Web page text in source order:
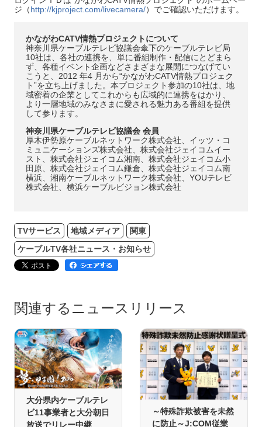
ジ（http://kjproject.com/livecamera/）でご確認いただけます。
かながわCATV情熱プロジェクトについて
神奈川県ケーブルテレビ協議会傘下のケーブルテレビ局
10社は、各社の連携を、単に番組制作・配信にとどまら
ず、各種イベント企画などさまざまな展開につなげてい
こうと、2012 年4 月から“かながわCATV情熱プロジェク
ト”を立ち上げました。本プロジェクト参加の10社は、地
域密着の企業としてこれからも広域的に連携をはかり、
より一層地域のみなさまに愛される魅力ある番組を提供
して参ります。
神奈川県ケーブルテレビ協議会 会員
厚木伊勢原ケーブルネットワーク株式会社、イッツ・コ
ミュニケーションズ株式会社、株式会社ジェイコムイー
スト、株式会社ジェイコム湘南、株式会社ジェイコム小
田原、株式会社ジェイコム鎌倉、株式会社ジェイコム南
横浜、湘南ケーブルネットワーク株式会社、YOUテレビ
株式会社、横浜ケーブルビジョン株式会社
TVサービス 地域メディア
関東
ケーブルTV各社ニュース・お知らせ
関連するニュースリリース
大分県内ケーブルテレ
ビ11事業者と大分朝日
放送でリレー中継
～特殊詐欺被害を未然
に防止～J:COM従業